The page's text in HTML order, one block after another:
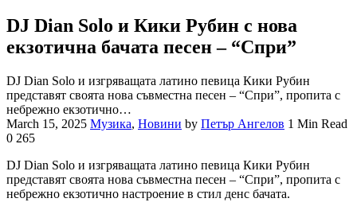
DJ Dian Solo и Кики Рубин с нова
екзотична бачата песен – “Спри”
DJ Dian Solo и изгряващата латино певица Кики Рубин
представят своята нова съвместна песен – “Спри”, пропита с
небрежно екзотично…
March 15, 2025 Музика, Новини by Петър Ангелов 1 Min Read
0 265
DJ Dian Solo и изгряващата латино певица Кики Рубин
представят своята нова съвместна песен – “Спри”, пропита с
небрежно екзотично настроение в стил денс бачата.